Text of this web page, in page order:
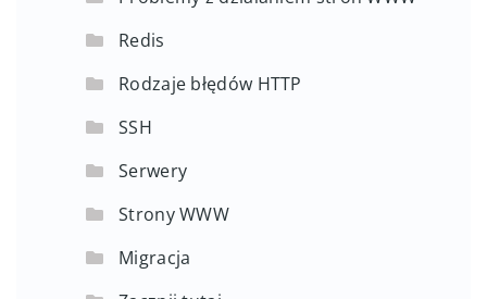
Redis
Rodzaje błędów HTTP
SSH
Serwery
Strony WWW
Migracja